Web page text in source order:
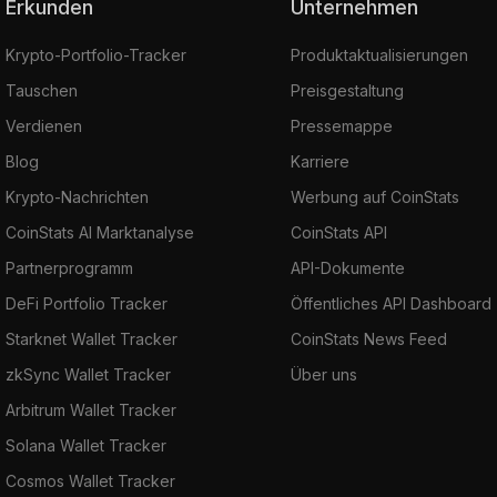
Erkunden
Krypto-Portfolio-Tracker
Tauschen
Verdienen
Blog
Krypto-Nachrichten
CoinStats AI Marktanalyse
Partnerprogramm
DeFi Portfolio Tracker
Starknet Wallet Tracker
zkSync Wallet Tracker
Arbitrum Wallet Tracker
Solana Wallet Tracker
Cosmos Wallet Tracker
Unternehmen
Produktaktualisierungen
Preisgestaltung
Pressemappe
Karriere
Werbung auf CoinStats
CoinStats API
API-Dokumente
Öffentliches API Dashboard
CoinStats News Feed
Über uns